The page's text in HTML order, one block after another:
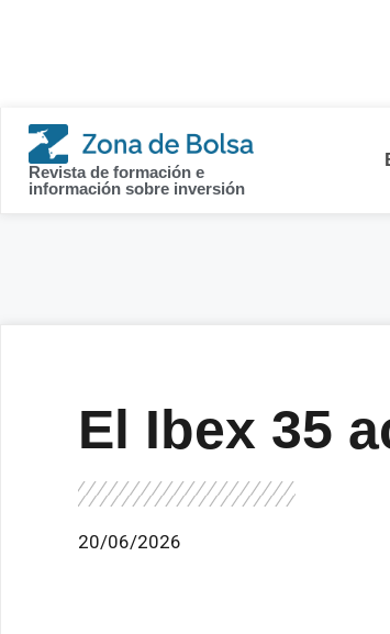
Revista de formación e
información sobre inversión
El Ibex 35
20/06/2026